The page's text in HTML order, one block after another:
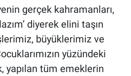
gerçek kahramanları,
diyerek elini taşın
büyüklerimiz ve
yüzündeki
yapılan tüm emeklerin